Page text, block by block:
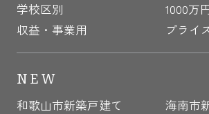
学校区別
1000万
収益・事業用
プライ
NEW
和歌山市新築戸建て
海南市